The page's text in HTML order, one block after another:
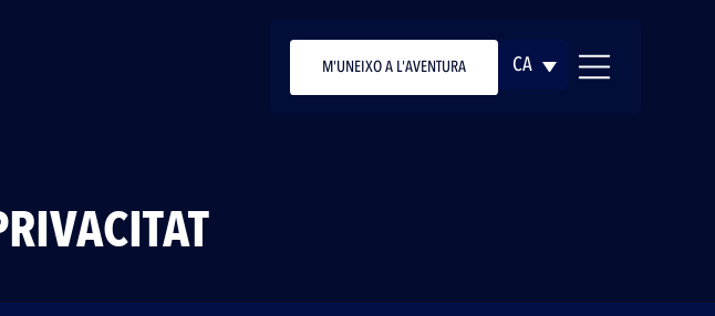
M'UNEIXO A L'AVENTURA CA